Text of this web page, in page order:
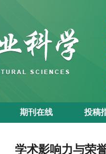
期刊在线 投稿
学术影响力与荣